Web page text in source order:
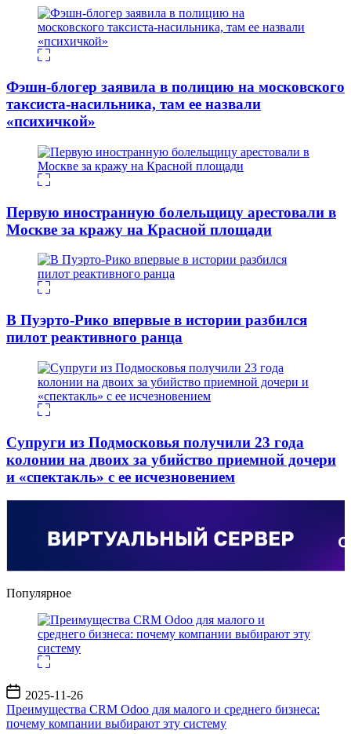
Фэшн-блогер заявила в полицию на московского
таксиста-насильника, там ее назвали
«психичкой»
Первую иностранную болельщицу арестовали в
Москве за кражу на Красной площади
В Пуэрто-Рико впервые в истории разбился
пилот реактивного ранца
Супруги из Подмосковья получили 23 года
колонии на двоих за убийство приемной дочери
и «спектакль» с ее исчезновением
Популярное
Дата
записи
2025-11-26
Преимущества CRM Odoo для малого и среднего бизнеса:
почему компании выбирают эту систему